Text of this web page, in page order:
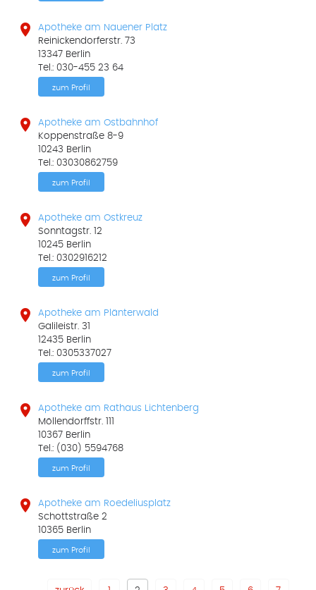

Apotheke am Nauener Platz
Reinickendorferstr. 73
13347 Berlin
Tel.: 030-455 23 64
zum Profil

Apotheke am Ostbahnhof
Koppenstraße 8-9
10243 Berlin
Tel.: 03030862759
zum Profil

Apotheke am Ostkreuz
Sonntagstr. 12
10245 Berlin
Tel.: 0302916212
zum Profil

Apotheke am Plänterwald
Galileistr. 31
12435 Berlin
Tel.: 0305337027
zum Profil

Apotheke am Rathaus Lichtenberg
Möllendorffstr. 111
10367 Berlin
Tel.: (030) 5594768
zum Profil

Apotheke am Roedeliusplatz
Schottstraße 2
10365 Berlin
zum Profil